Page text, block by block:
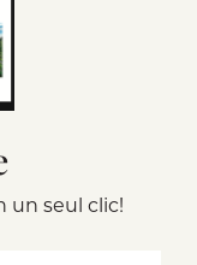
un seul clic!